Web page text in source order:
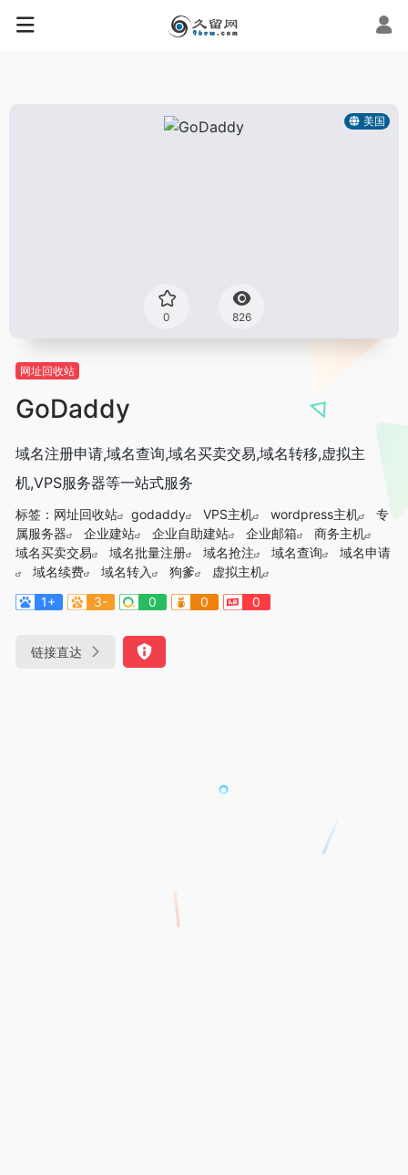
美国
0 826
网址回收站
GoDaddy
域名注册申请,域名查询,域名买卖交易,域名转移,虚拟主
机,VPS服务器等一站式服务
标签： 网址回收站 godaddy VPS主机 wordpress主机
专
属服务器
企业建站 企业自助建站 企业邮箱
商务主机
域名买卖交易
域名批量注册 域名抢注 域名查询
域名申请
域名续费
域名转入 狗爹
虚拟主机
1+
3- 0 0 0
链接直达